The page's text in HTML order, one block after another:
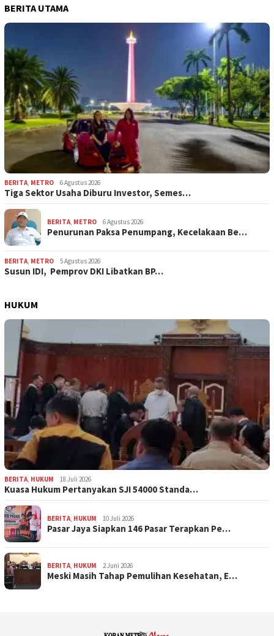
BERITA UTAMA
BERITA, METRO 6 Agustus 2026
Tiga Sektor Usaha Diburu Investor, Semes…
BERITA, METRO 6 Agustus 2026
Penurunan Paksa Penumpang, Kecelakaan Be…
BERITA, METRO 5 Agustus 2026
Susun IDI, Pemprov DKI Libatkan BP…
HUKUM
BERITA, HUKUM 18 Juli 2026
Kuasa Hukum Pertanyakan SJI 54000 Standa…
BERITA, HUKUM 10 Juli 2026
Pasar Jaya Siapkan 146 Pasar Terapkan Pe…
BERITA, HUKUM 2 Juni 2026
Meski Masih Tahap Pemulihan Kesehatan, E…